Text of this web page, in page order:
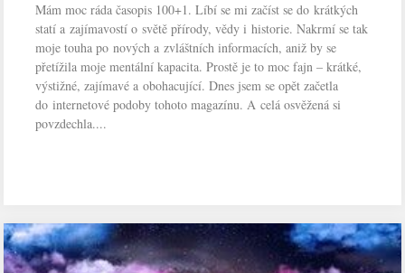
Mám moc ráda časopis 100+1. Líbí se mi začíst se do krátkých
statí a zajímavostí o světě přírody, vědy i historie. Nakrmí se tak
moje touha po nových a zvláštních informacích, aniž by se
přetížila moje mentální kapacita. Prostě je to moc fajn – krátké,
výstižné, zajímavé a obohacující. Dnes jsem se opět začetla
do internetové podoby tohoto magazínu. A celá osvěžená si
povzdechla....